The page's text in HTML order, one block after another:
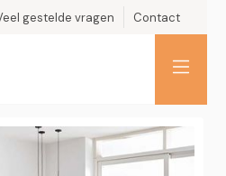
gestelde vragen Contact